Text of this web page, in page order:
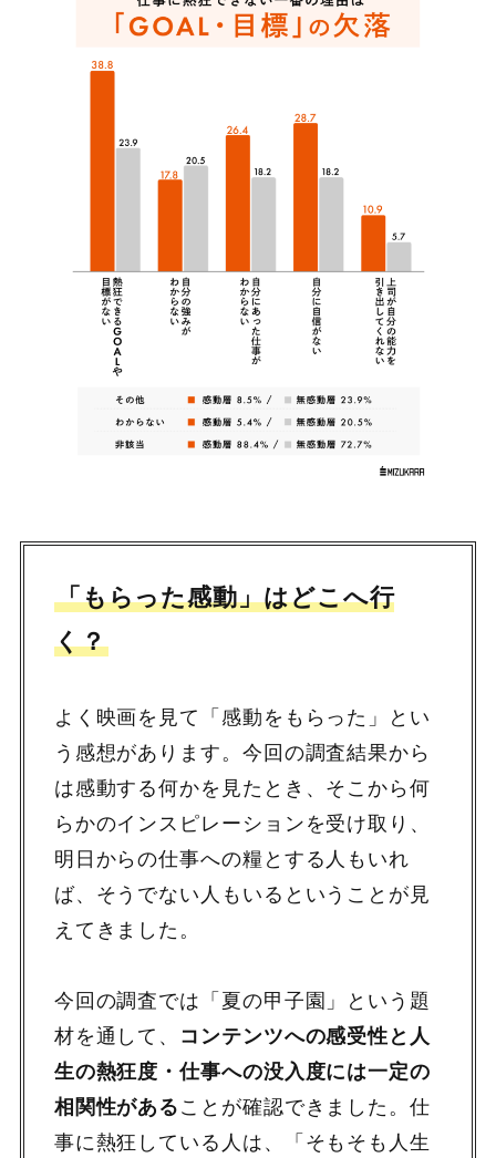
「もらった感動」はどこへ行
く？
よく映画を見て「感動をもらった」とい
う感想があります。今回の調査結果から
は感動する何かを見たとき、そこから何
らかのインスピレーションを受け取り、
明日からの仕事への糧とする人もいれ
ば、そうでない人もいるということが見
えてきました。
今回の調査では「夏の甲子園」という題
材を通して、 コンテンツへの感受性と人
生の熱狂度・仕事への没入度には一定の
相関性がある ことが確認できました。仕
事に熱狂している人は、「そもそも人生